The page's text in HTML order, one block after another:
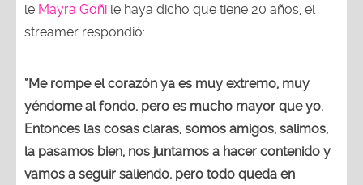
le Mayra Goñi le haya dicho que tiene 20 años, el
streamer respondió:
“Me rompe el corazón ya es muy extremo, muy
yéndome al fondo, pero es mucho mayor que yo.
Entonces las cosas claras, somos amigos, salimos,
la pasamos bien, nos juntamos a hacer contenido y
vamos a seguir saliendo, pero todo queda en